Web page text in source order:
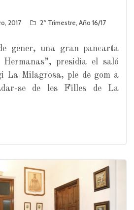
2017 2º Trimestre, Año 16/17
gener, una gran pancarta
presidia el saló
La Milagrosa, ple de gom a
se de les Filles de La